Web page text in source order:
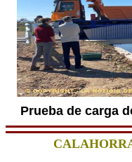
Prueba de carga